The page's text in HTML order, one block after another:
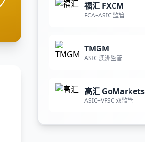
福汇 FXCM
FCA+ASIC 监管
TMGM
ASIC 澳洲监管
高汇 GoMarkets
ASIC+VFSC 双监管